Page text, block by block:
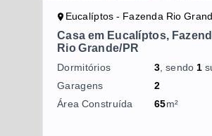
Eucalíptos - Fazenda Rio Grande/
Casa em Eucalíptos,
Rio Grande/PR
Dormitórios 3, sendo1
Garagens
2
Área Construída
65m²